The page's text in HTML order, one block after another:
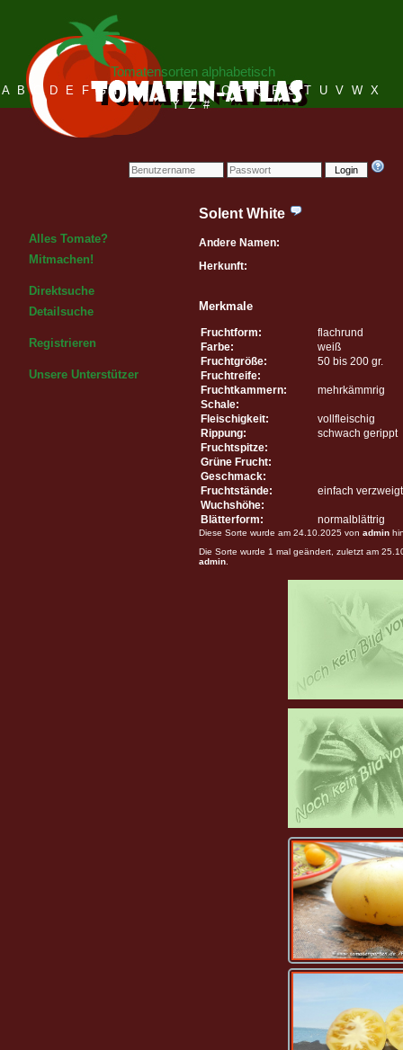
Login
Tomatensorten alphabetisch
A B C D E F G H I J K L M N O P Q R S T U V W X
Y Z #
Alles Tomate?
Mitmachen!
Direktsuche
Detailsuche
Registrieren
Unsere Unterstützer
Solent White
Andere Namen:
Herkunft:
Merkmale
Fruchtform:
flachrund
Farbe:
weiß
Fruchtgröße:
50 bis 200 gr.
Fruchtreife:
Fruchtkammern:
mehrkämmrig
Schale:
Fleischigkeit:
vollfleischig
Rippung:
schwach gerippt
Fruchtspitze:
Grüne Frucht:
Geschmack:
Fruchtstände:
einfach verzweigt
Wuchshöhe:
Blätterform:
normalblättrig
Diese Sorte wurde am 24.10.2025 von admin
Die Sorte wurde 1 mal geändert, zuletzt am
admin